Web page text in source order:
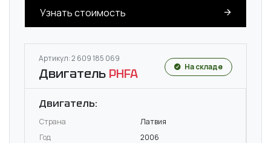
Узнать стоимость
Артикул: 2 609 185 069
Двигатель PHFA На складе
Двигатель:
Страна
Латвия
Год
2006